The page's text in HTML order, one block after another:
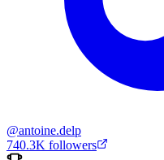
@antoine.delp
740.3K followers